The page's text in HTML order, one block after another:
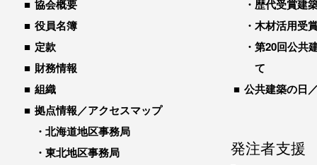
協会概要
役員名簿
定款
財務情報
組織
拠点情報／アクセスマップ
北海道地区事務局
東北地区事務局
歴代受賞建
木材活用受
第20回公共
て
公共建築の日
発注者支援